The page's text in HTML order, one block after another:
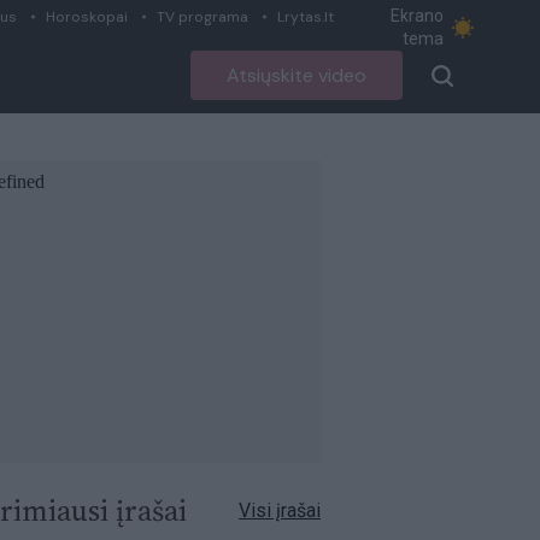
Horoskopai TV programa Lrytas.lt
Ekrano
tema
Atsiųskite video
įrašai Visi įrašai